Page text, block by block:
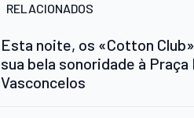
RELACIONADOS
Esta noite, os «Cotton
sua bela sonoridade à Praça
Vasconcelos